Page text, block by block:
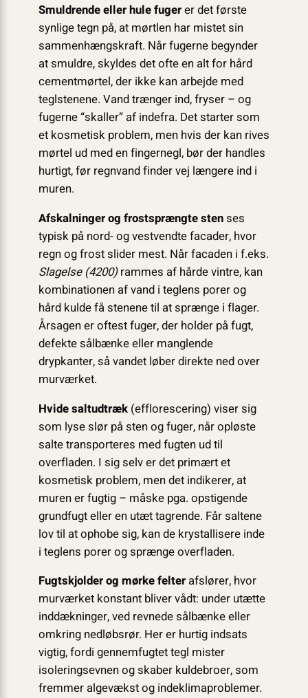
Smuldrende eller hule fugerer det første
synlige tegn på, at mørtlen har mistet sin
sammenhængskraft. Når fugerne begynder
at smuldre, skyldes det ofte en alt for hård
cementmørtel, der ikke kan arbejde med
teglstenene. Vand trænger ind, fryser – og
fugerne “skaller” af indefra. Det starter som
et kosmetisk problem, men hvis der kan rives
mørtel ud med en fingernegl, bør der handles
hurtigt, før regnvand finder vej længere ind i
muren.
Afskalninger og frostsprængte stenses
typisk på nord- og vestvendte facader, hvor
regn og frost slider mest. Når facaden i f.eks.
Slagelse (4200)rammes af hårde vintre, kan
kombinationen af vand i teglens porer og
hård kulde få stenene til at sprænge i flager.
Årsagen er oftest fuger, der holder på fugt,
defekte sålbænke eller manglende
drypkanter, så vandet løber direkte ned over
murværket.
Hvide saltudtræk(efflorescering) viser sig
som lyse slør på sten og fuger, når opløste
salte transporteres med fugten ud til
overfladen. I sig selv er det primært et
kosmetisk problem, men det indikerer, at
muren er fugtig – måske pga. opstigende
grundfugt eller en utæt tagrende. Får saltene
lov til at ophobe sig, kan de krystallisere inde
i teglens porer og sprænge overfladen.
Fugtskjolder og mørke felterafslører, hvor
murværket konstant bliver vådt: under utætte
inddækninger, ved revnede sålbænke eller
omkring nedløbsrør. Her er hurtig indsats
vigtig, fordi gennemfugtet tegl mister
isoleringsevnen og skaber kuldebroer, som
fremmer algevækst og indeklima­problemer.